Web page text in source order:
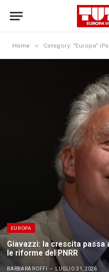
Home » Category: "Europa"
EUROPA
Giavazzi: la crescita passa
le riforme del PNRR
BARBARA ROFFI LUGLIO 31, 2026